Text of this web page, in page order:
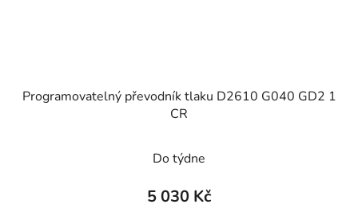
Programovatelný převodník tlaku D2610 G040 GD2 1
CR
Do týdne
5 030 Kč